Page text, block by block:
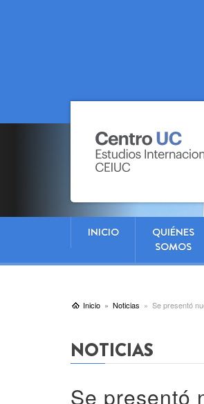
INICIO
QUIÉNES
SOMOS
Inicio Noticias Se presentó
NOTICIAS
Se presentó